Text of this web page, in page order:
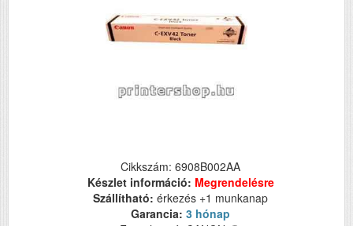
Cikkszám: 6908B002AA
Készlet információ: Megrendelésre
Szállítható: érkezés +1 munkanap
Garancia: 3 hónap